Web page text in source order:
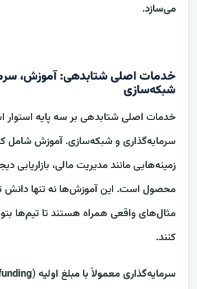
می‌سازد.
خدمات اصلی شتابدهی: آموزش،
شبکه‌سازی
خدمات اصلی شتابدهی بر سه پایه
سرمایه‌گذاری و شبکه‌سازی. آموزش شامل
زمینه‌هایی مانند مدیریت مالی، بازاریابی
محصول است. این آموزش‌ها نه تنها دانش
مثال‌های واقعی همراه هستند تا تیم‌ها
کنند.